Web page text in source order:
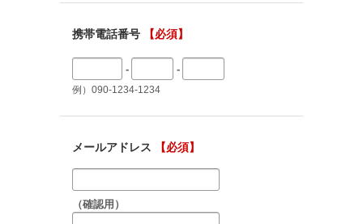
携帯電話番号 【必須】
- -
例）090-1234-1234
メールアドレス 【必須】
（確認用）